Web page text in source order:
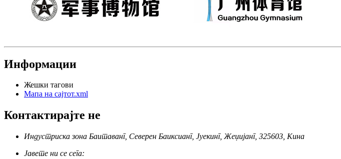
Информации
Жешки тагови
Мапа на сајтот.xml
Контактирајте не
Индустриска зона Баитаванг, Северен Баиксианг, Јуекинг, Жеџијанг, 325603, Кина
Јавете ни се сега: